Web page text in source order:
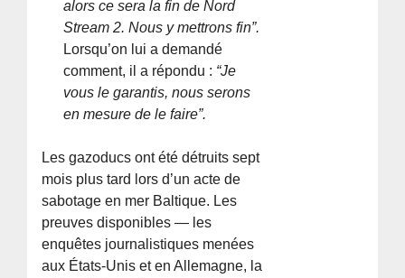
alors ce sera la fin de Nord
Stream 2. Nous y mettrons fin”.
Lorsqu’on lui a demandé
comment, il a répondu : “Je
vous le garantis, nous serons
en mesure de le faire”.
Les gazoducs ont été détruits sept
mois plus tard lors d’un acte de
sabotage en mer Baltique. Les
preuves disponibles — les
enquêtes journalistiques menées
aux États-Unis et en Allemagne, la